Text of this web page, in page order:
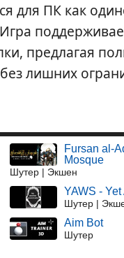
для ПК как
предлагая
лишних
Fursan al-
Mosque
Шутер | Экшен
YAWS -
Шутер |
Aim Bot
Шутер